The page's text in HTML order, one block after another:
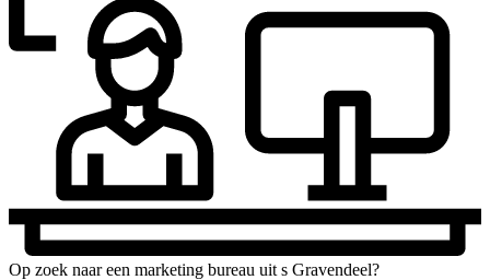
Op zoek naar een marketing bureau uit s Gravendeel?